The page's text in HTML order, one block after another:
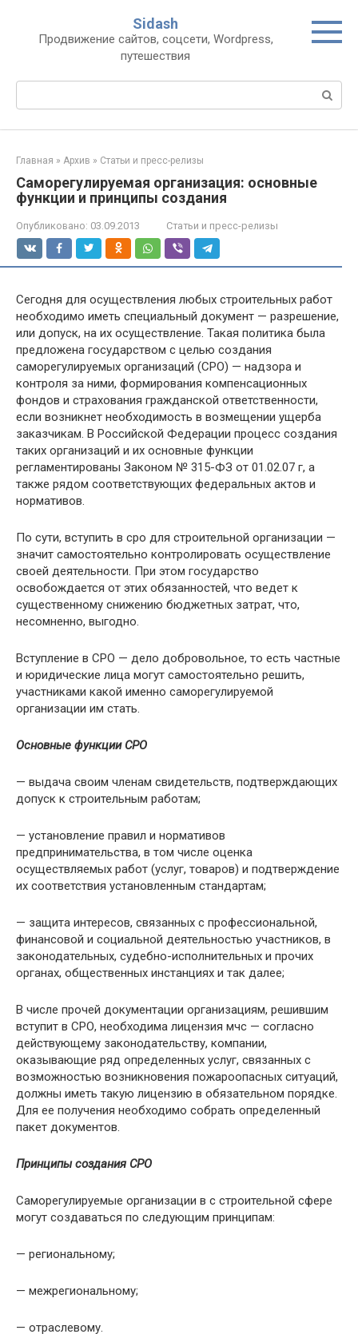
контенту
Sidash
Продвижение сайтов, соцсети, Wordpress,
путешествия
Главная » Архив » Статьи и пресс-релизы
Саморегулируемая организация: основные
функции и принципы создания
Опубликовано: 03.09.2013 Статьи и пресс-релизы
Сегодня для осуществления любых строительных работ
необходимо иметь специальный документ — разрешение,
или допуск, на их осуществление. Такая политика была
предложена государством с целью создания
саморегулируемых организаций (СРО) — надзора и
контроля за ними, формирования компенсационных
фондов и страхования гражданской ответственности,
если возникнет необходимость в возмещении ущерба
заказчикам. В Российской Федерации процесс создания
таких организаций и их основные функции
регламентированы Законом № 315-ФЗ от 01.02.07 г, а
также рядом соответствующих федеральных актов и
нормативов.
По сути, вступить в сро для строительной организации —
значит самостоятельно контролировать осуществление
своей деятельности. При этом государство
освобождается от этих обязанностей, что ведет к
существенному снижению бюджетных затрат, что,
несомненно, выгодно.
Вступление в СРО — дело добровольное, то есть частные
и юридические лица могут самостоятельно решить,
участниками какой именно саморегулируемой
организации им стать.
Основные функции СРО
— выдача своим членам свидетельств, подтверждающих
допуск к строительным работам;
— установление правил и нормативов
предпринимательства, в том числе оценка
осуществляемых работ (услуг, товаров) и подтверждение
их соответствия установленным стандартам;
— защита интересов, связанных с профессиональной,
финансовой и социальной деятельностью участников, в
законодательных, судебно-исполнительных и прочих
органах, общественных инстанциях и так далее;
В числе прочей документации организациям, решившим
вступит в СРО, необходима лицензия мчс — согласно
действующему законодательству, компании,
оказывающие ряд определенных услуг, связанных с
возможностью возникновения пожароопасных ситуаций,
должны иметь такую лицензию в обязательном порядке.
Для ее получения необходимо собрать определенный
пакет документов.
Принципы создания СРО
Саморегулируемые организации в с строительной сфере
могут создаваться по следующим принципам:
— региональному;
— межрегиональному;
— отраслевому.